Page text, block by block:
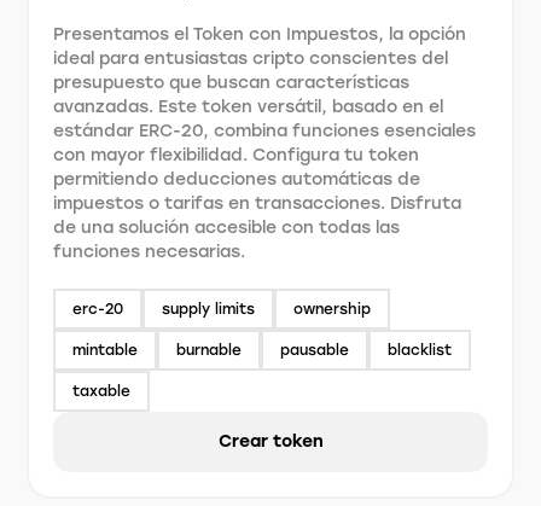
Presentamos el Token con Impuestos, la opción
ideal para entusiastas cripto conscientes del
presupuesto que buscan características
avanzadas. Este token versátil, basado en el
estándar ERC-20, combina funciones esenciales
con mayor flexibilidad. Configura tu token
permitiendo deducciones automáticas de
impuestos o tarifas en transacciones. Disfruta
de una solución accesible con todas las
funciones necesarias.
erc-20 supply limits ownership
mintable burnable pausable blacklist
taxable
Crear token